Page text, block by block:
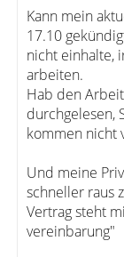
Kann mein
17.10
nicht einhalte,
arbeiten.
Hab den
durchgelesen,
kommen nicht
Und meine
schneller raus
Vertrag steht
vereinbarung"